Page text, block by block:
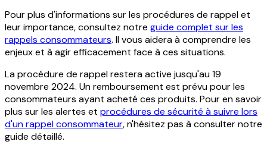
Pour plus d'informations sur les procédures de rappel et
leur importance, consultez notre guide complet sur les
rappels consommateurs. Il vous aidera à comprendre les
enjeux et à agir efficacement face à ces situations.
La procédure de rappel restera active jusqu'au 19
novembre 2024. Un remboursement est prévu pour les
consommateurs ayant acheté ces produits. Pour en savoir
plus sur les alertes et procédures de sécurité à suivre lors
d'un rappel consommateur, n'hésitez pas à consulter notre
guide détaillé.